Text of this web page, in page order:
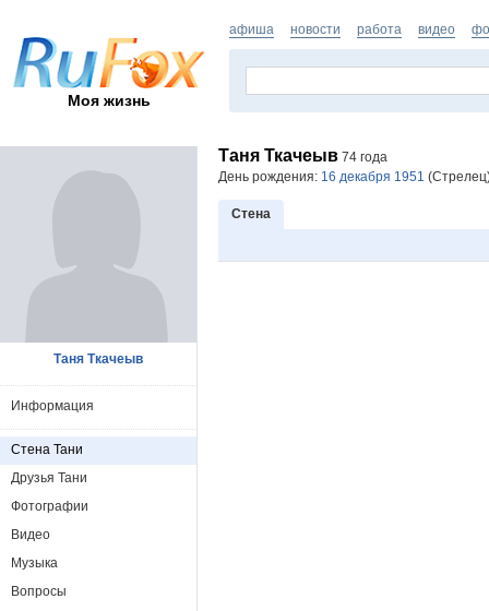
Моя жизнь
афиша новости работа видео
Таня Ткачеыв 74 года
День рождения: 16 декабря 1951
Стена
Таня Ткачеыв
Информация
Стена Тани
Друзья Тани
Фотографии
Видео
Музыка
Вопросы